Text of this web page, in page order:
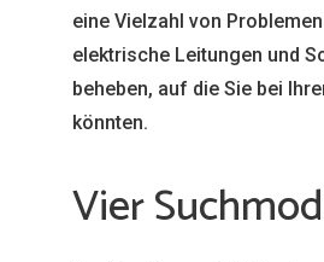
eine Vielzahl von
elektrische Leitungen und
beheben, auf die Sie bei
könnten.
Vier